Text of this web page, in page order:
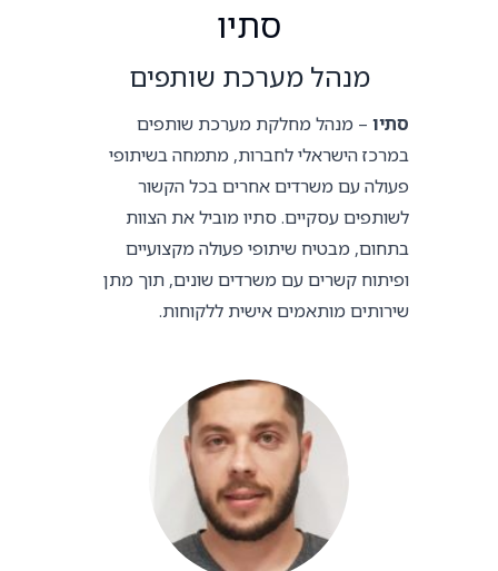
סתיו
מנהל מערכת שותפים
סתיו – מנהל מחלקת מערכת שותפים
במרכז הישראלי לחברות, מתמחה בשיתופי
פעולה עם משרדים אחרים בכל הקשור
לשותפים עסקיים. סתיו מוביל את הצוות
בתחום, מבטיח שיתופי פעולה מקצועיים
ופיתוח קשרים עם משרדים שונים, תוך מתן
שירותים מותאמים אישית ללקוחות.